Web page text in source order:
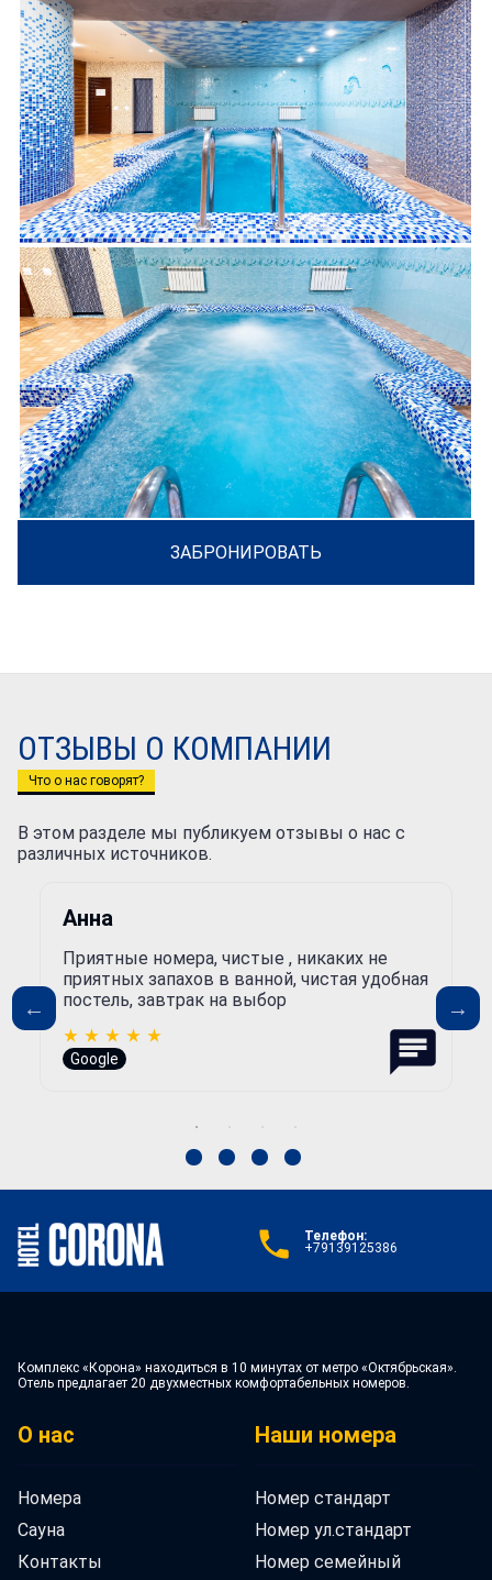
ЗАБРОНИРОВАТЬ
ОТЗЫВЫ О КОМПАНИИ
Что о нас говорят?
В этом разделе мы публикуем отзывы о нас с
различных источников.
Анна
Приятные номера, чистые , никаких не
приятных запахов в ванной, чистая удобная
постель, завтрак на выбор
Google
Телефон:
+79139125386
Комплекс «Корона» находиться в 10 минутах от метро «Октябрьская».
Отель предлагает 20 двухместных комфортабельных номеров.
О нас
Номера
Сауна
Контакты
Наши номера
Номер стандарт
Номер ул.стандарт
Номер семейный